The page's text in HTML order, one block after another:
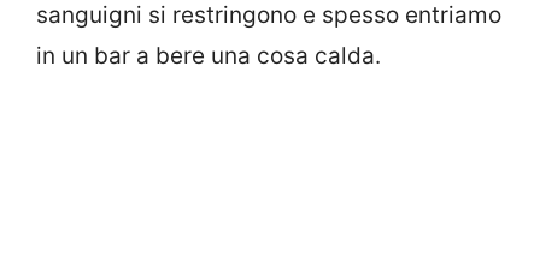
sanguigni si restringono e spesso entriamo
in un bar a bere una cosa calda.